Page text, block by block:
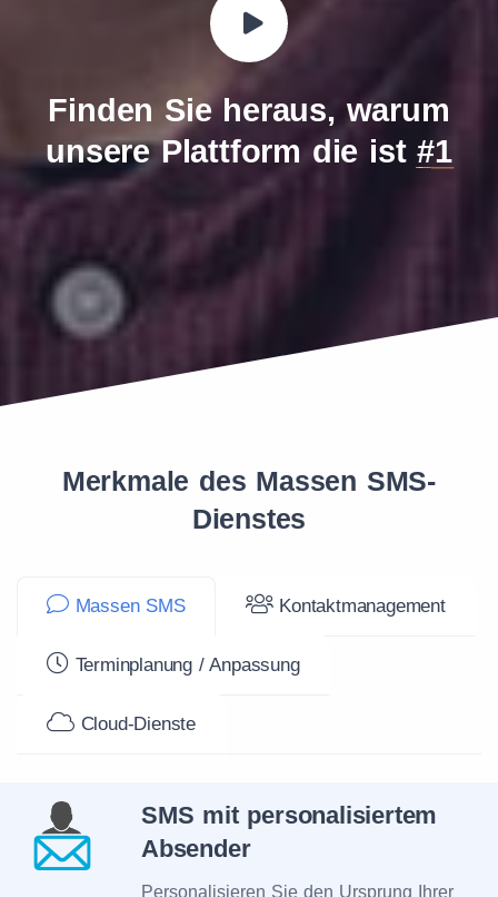
Finden Sie heraus, warum
unsere Plattform die ist#1
Merkmale des Massen SMS-
Dienstes
Massen SMS Kontaktmanagement
Terminplanung / Anpassung
Cloud-Dienste
SMS mit personalisiertem
Absender
Personalisieren Sie den Ursprung Ihrer